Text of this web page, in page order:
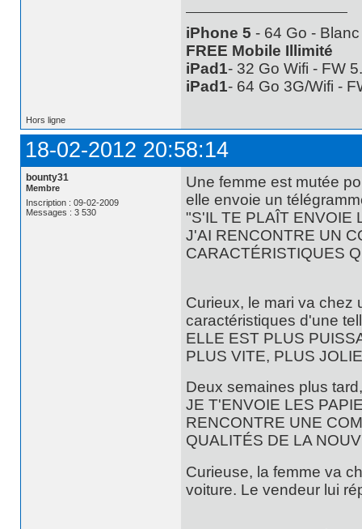
iPhone 5 - 64 Go -
FREE Mobile Illimité
iPad1- 32 Go Wifi - FW
iPad1- 64 Go 3G/Wifi -
Hors ligne
18-02-2012 20:58:14
bounty31
Membre
Inscription : 09-02-2009
Messages : 3 530
Une femme est mutée
elle envoie un
"S'IL TE PLAÎT ENVOIE
J'AI RENCONTRE UN
CARACTÉRISTIQUES
Curieux, le mari va chez
caractéristiques d'une
ELLE EST PLUS
PLUS VITE, PLUS
Deux semaines plus
JE T'ENVOIE LES
RENCONTRE UNE
QUALITÉS DE LA
Curieuse, la femme va
voiture. Le vendeur lui